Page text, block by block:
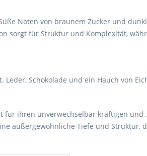
Noten von braunem Zucker und
sorgt für Struktur und Komplexität,
Schokolade und ein Hauch von
ihren unverwechselbar kräftigen und
außergewöhnliche Tiefe und